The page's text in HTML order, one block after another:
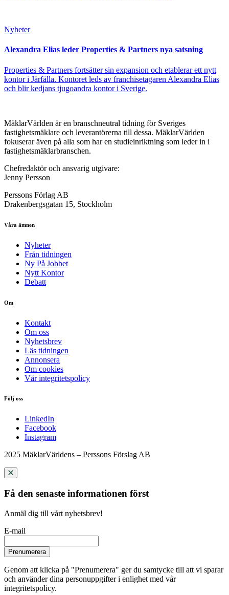
Nyheter
Alexandra Elias leder Properties & Partners nya satsning
Properties & Partners fortsätter sin expansion och etablerar ett nytt
kontor i Järfälla. Kontoret leds av franchisetagaren Alexandra Elias
och blir kedjans tjugoandra kontor i Sverige.
MäklarVärlden är en branschneutral tidning för Sveriges
fastighetsmäklare och leverantörerna till dessa. MäklarVärlden
fokuserar även på alla som har en studieinriktning som leder in i
fastighetsmäklarbranschen.
Chefredaktör och ansvarig utgivare:
Jenny Persson
Perssons Förlag AB
Drakenbergsgatan 15, Stockholm
Våra ämnen
Nyheter
Från tidningen
Ny På Jobbet
Nytt Kontor
Debatt
Om
Kontakt
Om oss
Nyhetsbrev
Läs tidningen
Annonsera
Om cookies
Vår integritetspolicy
Följ oss
LinkedIn
Facebook
Instagram
2025 MäklarVärldens – Perssons Förslag AB
Få den senaste informationen först
Anmäl dig till vårt nyhetsbrev!
E-mail
Prenumerera
Genom att klicka på "Prenumerera" ger du samtycke till att vi sparar
och använder dina personuppgifter i enlighet med vår
integritetspolicy.